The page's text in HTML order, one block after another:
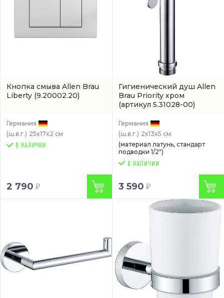
Кнопка смыва Allen Brau
Liberty (9.20002.20)
Германия
(ш.в.г.) 25x17x2 см
В НАЛИЧИИ
2 790
Гигиенический душ Allen
Brau Priority хром
(артикул 5.31028-00)
Германия
(ш.в.г.) 2x13x5 см.
(материал латунь, стандарт
подводки 1/2")
3 590